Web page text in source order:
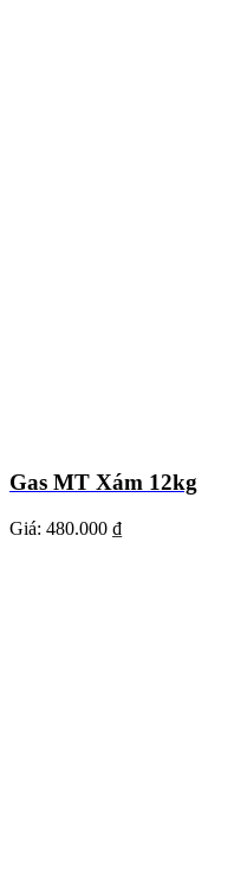
Gas MT Xám 12kg
Giá: 480.000 ₫